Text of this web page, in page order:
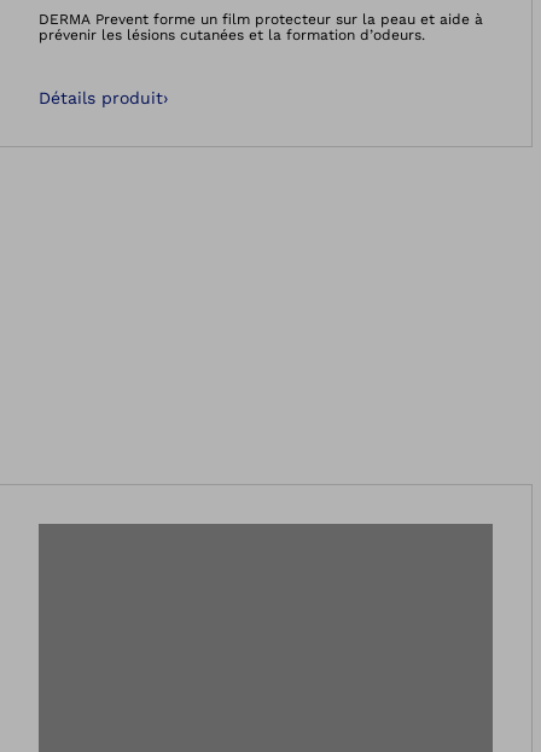
DERMA Prevent forme un film protecteur sur la peau et aide à
prévenir les lésions cutanées et la formation d’odeurs.
Détails produit›